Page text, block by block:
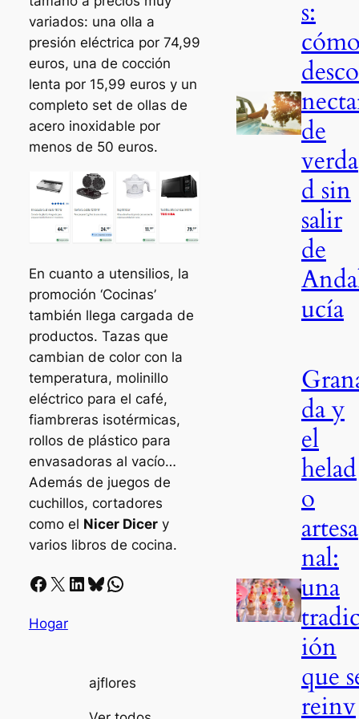
variados: una olla a
presión eléctrica por 74,99
euros, una de cocción
lenta por 15,99 euros y un
completo set de ollas de
acero inoxidable por
menos de 50 euros.
En cuanto a utensilios, la
promoción ‘Cocinas’
también llega cargada de
productos. Tazas que
cambian de color con la
temperatura, molinillo
eléctrico para el café,
fiambreras isotérmicas,
rollos de plástico para
envasadoras al vacío…
Además de juegos de
cuchillos, cortadores
como el Nicer Dicery
varios libros de cocina.
Facebook X LinkedIn Bluesky Whatsapp
Hogar
ajflores
s:
desco
de
verda
d sin
salir
de
ucía
da y
el
helad
o
artesa
nal:
una
ión
que
reinv